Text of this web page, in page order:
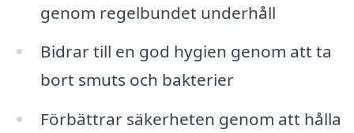
genom regelbundet underhåll
Bidrar till en god hygien genom att ta
bort smuts och bakterier
Förbättrar säkerheten genom att hålla